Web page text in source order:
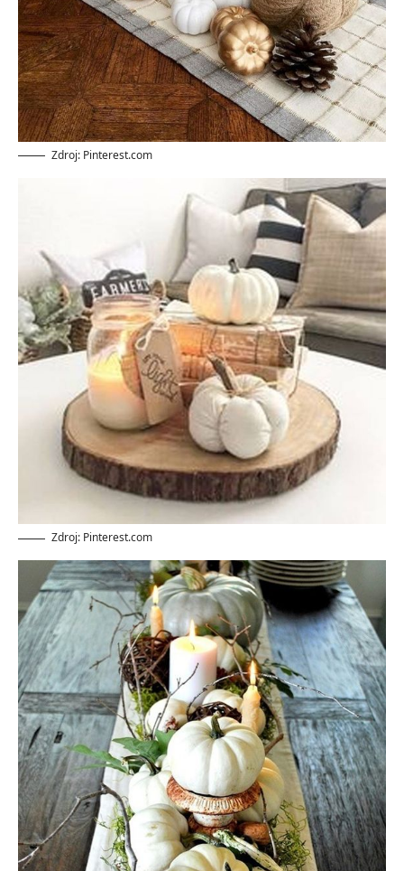
Zdroj: Pinterest.com
Zdroj: Pinterest.com